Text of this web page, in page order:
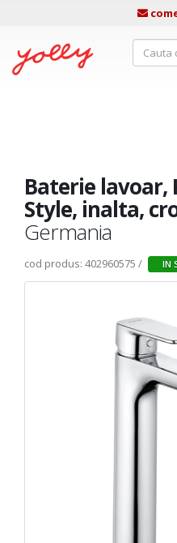
Baterie lavoar,
Style, inalta,
Germania
cod produs: 402960575 / IN